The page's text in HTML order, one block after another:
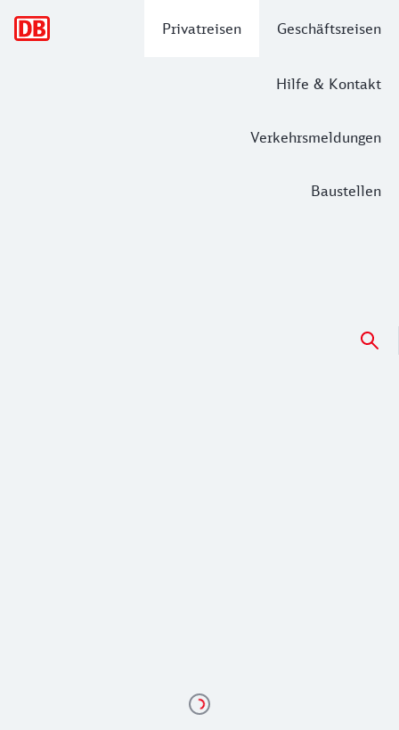
Privatreisen Geschäftsreisen
Hilfe & Kontakt
Verkehrsmeldungen
Baustellen